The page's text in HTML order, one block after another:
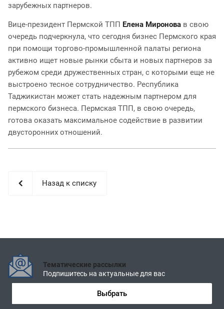
зарубежных партнеров.
Вице-президент Пермской ТПП Елена Миронова в свою
очередь подчеркнула, что сегодня бизнес Пермского края
при помощи торгово-промышленной палаты региона
активно ищет новые рынки сбыта и новых партнеров за
рубежом среди дружественных стран, с которыми еще не
выстроено тесное сотрудничество. Республика
Таджикистан может стать надежным партнером для
пермского бизнеса. Пермская ТПП, в свою очередь,
готова оказать максимальное содействие в развитии
двусторонних отношений.
Назад к списку
Тематические рассылки
Подпишитесь на актуальные для вас
Выбрать